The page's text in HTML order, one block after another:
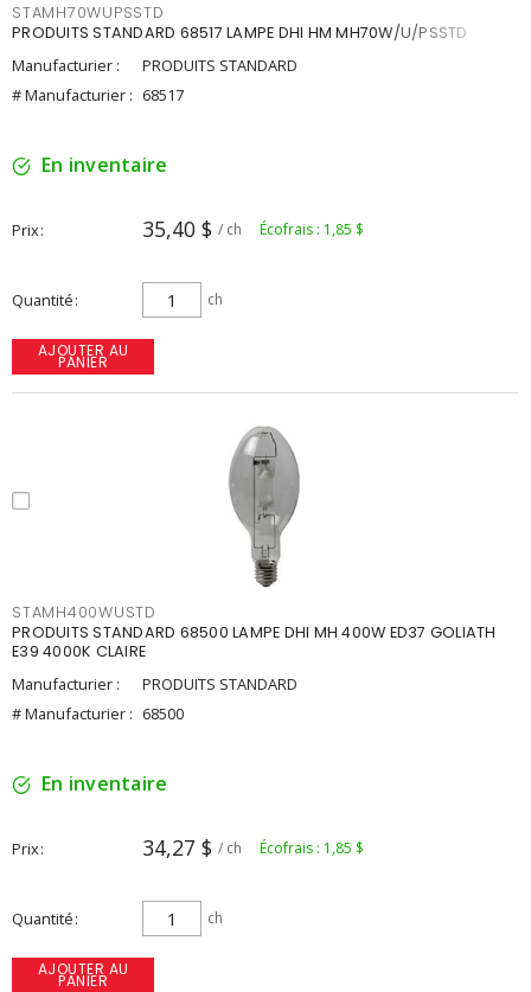
STAMH70WUPSSTD
PRODUITS STANDARD 68517 LAMPE DHI HM MH70W/U/PSSTD
Manufacturier :
PRODUITS STANDARD
# Manufacturier : 68517
En inventaire
Prix 35,40 $ / ch Écofrais : 1,85 $
Quantité ch
AJOUTER AU
PANIER
STAMH400WUSTD
PRODUITS STANDARD 68500 LAMPE DHI MH 400W ED37 GOLIATH
E39 4000K CLAIRE
Manufacturier :
PRODUITS STANDARD
# Manufacturier : 68500
En inventaire
Prix 34,27 $ / ch Écofrais : 1,85 $
Quantité ch
AJOUTER AU
PANIER